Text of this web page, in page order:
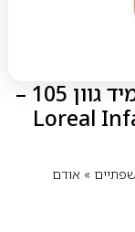
לוריאל רזיטנס שפתון מאט עמיד גוון 105 –
Loreal
» אודם